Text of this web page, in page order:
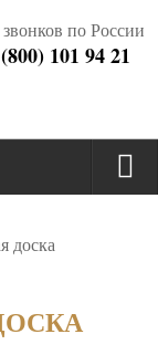
по России
101 94 21
доска